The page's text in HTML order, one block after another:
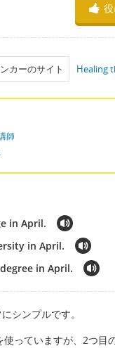
カーのサイト Healing
師
in April.
in April.
in April.
シンプルです。
っていますが、2つ目